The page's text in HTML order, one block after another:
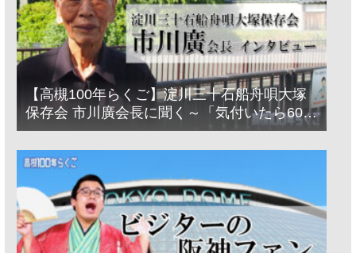
【高槻100年らくご】淀川三十石船舟唄大塚
保存会 市川廣会長に聞く～「気付いたら60年
経っとった」